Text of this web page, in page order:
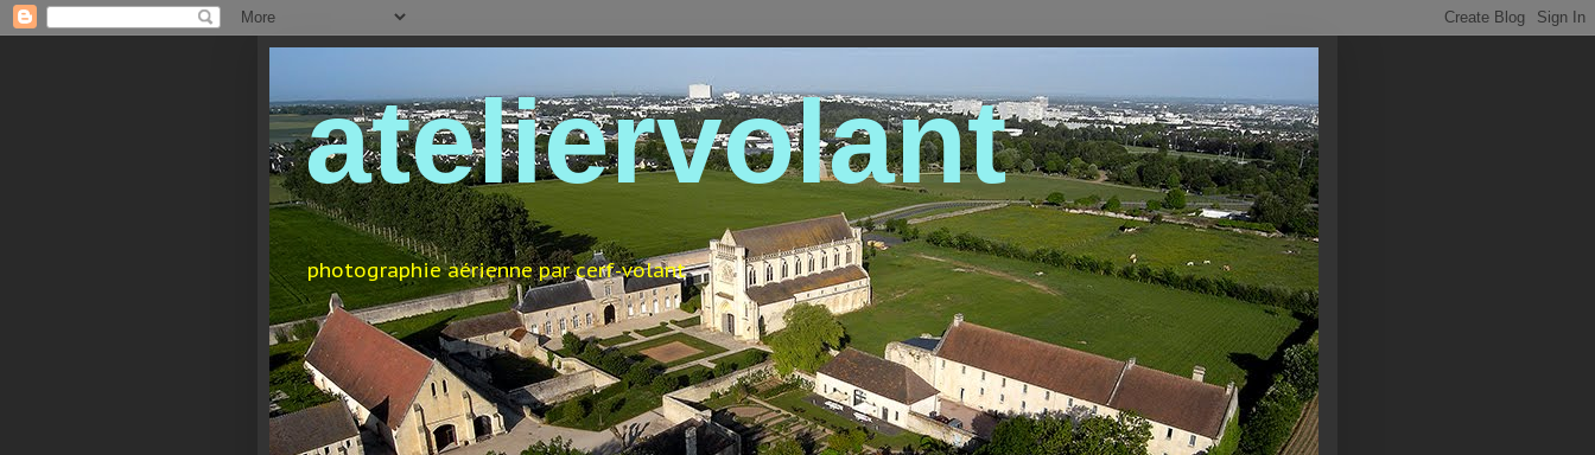
ateliervolant
photographie aérienne par cerf-volant